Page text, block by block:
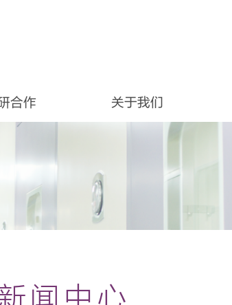
合作 关于我们